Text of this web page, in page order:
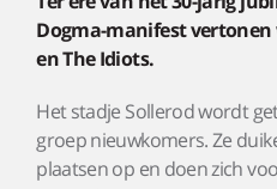
Dogma-manifest vertonen
en The Idiots.
Het stadje Sollerod wordt
groep nieuwkomers. Ze
plaatsen op en doen zich